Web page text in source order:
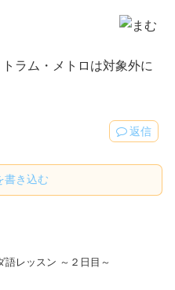
ラム・メトロは対象外に
返信
書き込む
語レッスン ～２日目～